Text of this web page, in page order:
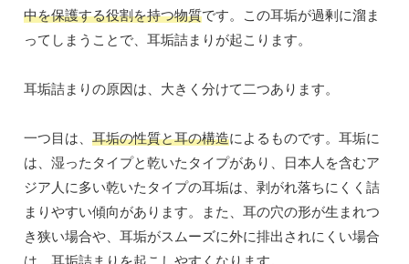
中を保護する役割を持つ物質です。この耳垢が過剰に溜ま
ってしまうことで、耳垢詰まりが起こります。
耳垢詰まりの原因は、大きく分けて二つあります。
一つ目は、 耳垢の性質と耳の構造によるものです。耳垢に
は、湿ったタイプと乾いたタイプがあり、日本人を含むア
ジア人に多い乾いたタイプの耳垢は、剥がれ落ちにくく詰
まりやすい傾向があります。また、耳の穴の形が生まれつ
き狭い場合や、耳垢がスムーズに外に排出されにくい場合